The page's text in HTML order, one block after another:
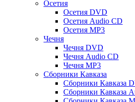
Осетия
Осетия DVD
Осетия Audio CD
Осетия MP3
Чечня
Чечня DVD
Чечня Audio CD
Чечня MP3
Сборники Кавказа
Сборники Кавказа
Сборники Кавказа